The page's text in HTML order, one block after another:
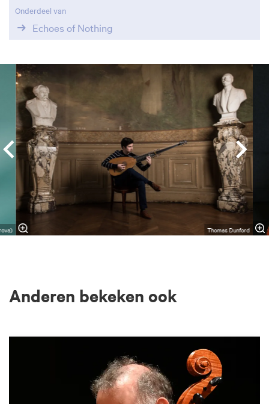
Onderdeel van
Echoes of Nothing
Overslaan
Thomas Dunford
Anderen bekeken ook